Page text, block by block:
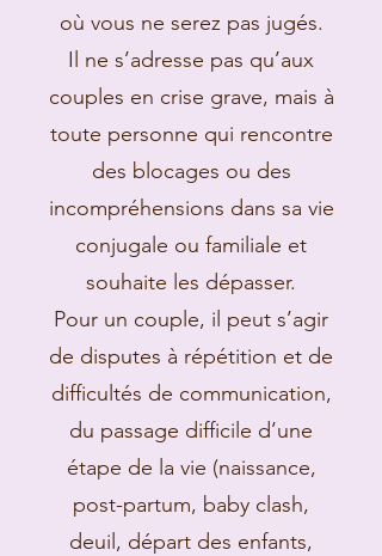
où vous ne serez pas jugés.
Il ne s’adresse pas qu’aux
couples en crise grave, mais à
toute personne qui rencontre
des blocages ou des
incompréhensions dans sa vie
conjugale ou familiale et
souhaite les dépasser.
Pour un couple, il peut s’agir
de disputes à répétition et de
difficultés de communication,
du passage difficile d’une
étape de la vie (naissance,
post-partum, baby clash,
deuil, départ des enfants,